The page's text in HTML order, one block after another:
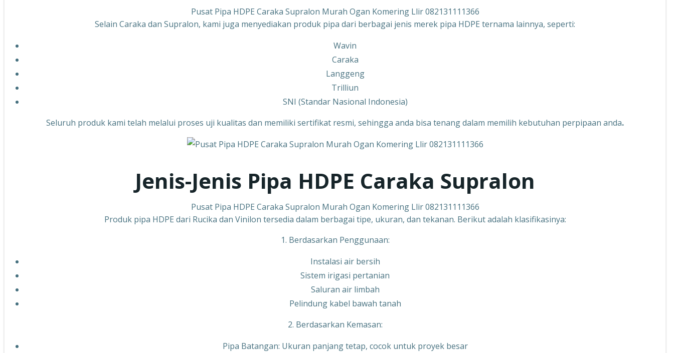
Pusat Pipa HDPE Caraka Supralon Murah Ogan Komering Llir 082131111366
Selain Caraka dan Supralon, kami juga menyediakan produk pipa dari berbagai jenis merek pipa HDPE ternama lainnya, seperti:
Wavin
Caraka
Langgeng
Trilliun
SNI (Standar Nasional Indonesia)
Seluruh produk kami telah melalui proses uji kualitas dan memiliki sertifikat resmi, sehingga anda bisa tenang dalam memilih kebutuhan perpipaan anda.
Jenis-Jenis Pipa HDPE Caraka Supralon
Pusat Pipa HDPE Caraka Supralon Murah Ogan Komering Llir 082131111366
Produk pipa HDPE dari Rucika dan Vinilon tersedia dalam berbagai tipe, ukuran, dan tekanan. Berikut adalah klasifikasinya:
1. Berdasarkan Penggunaan:
Instalasi air bersih
Sistem irigasi pertanian
Saluran air limbah
Pelindung kabel bawah tanah
2. Berdasarkan Kemasan:
Pipa Batangan: Ukuran panjang tetap, cocok untuk proyek besar